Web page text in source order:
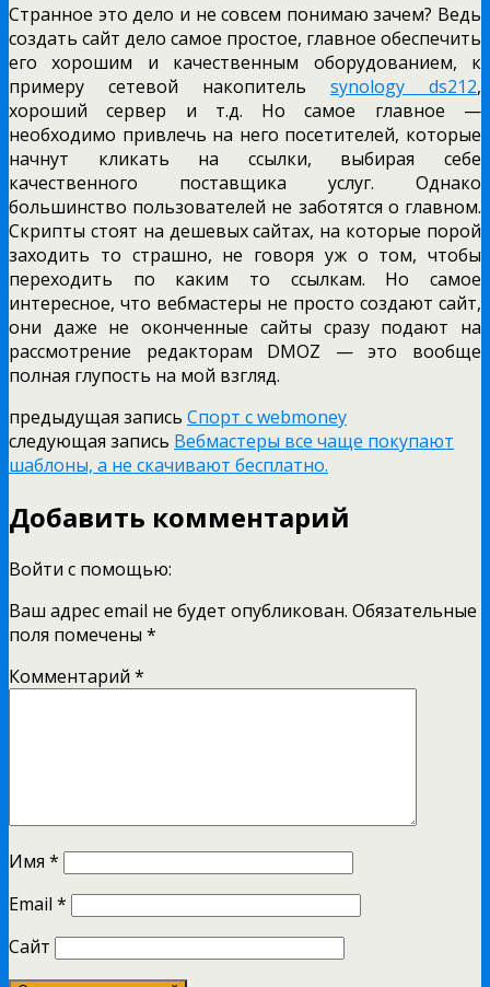
Странное это дело и не совсем понимаю зачем? Ведь
создать сайт дело самое простое, главное обеспечить
его хорошим и качественным оборудованием, к
примеру сетевой накопитель synology ds212,
хороший сервер и т.д. Но самое главное —
необходимо привлечь на него посетителей, которые
начнут кликать на ссылки, выбирая себе
качественного поставщика услуг. Однако
большинство пользователей не заботятся о главном.
Скрипты стоят на дешевых сайтах, на которые порой
заходить то страшно, не говоря уж о том, чтобы
переходить по каким то ссылкам. Но самое
интересное, что вебмастеры не просто создают сайт,
они даже не оконченные сайты сразу подают на
рассмотрение редакторам DMOZ — это вообще
полная глупость на мой взгляд.
предыдущая запись Спорт с webmoney
следующая запись Вебмастеры все чаще покупают
шаблоны, а не скачивают бесплатно.
Добавить комментарий
Войти с помощью:
Ваш адрес email не будет опубликован. Обязательные
поля помечены *
Комментарий *
Имя *
Email *
Сайт